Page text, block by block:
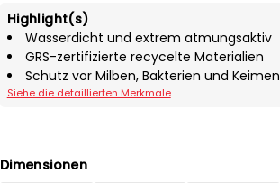
Highlight(s)
Wasserdicht und extrem atmungsaktiv
GRS-zertifizierte recycelte Materialien
Schutz vor Milben, Bakterien und Keimen
Siehe die detaillierten Merkmale
Dimensionen